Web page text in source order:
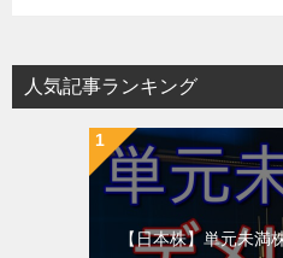
人気記事ランキング
【日本株】単元未満